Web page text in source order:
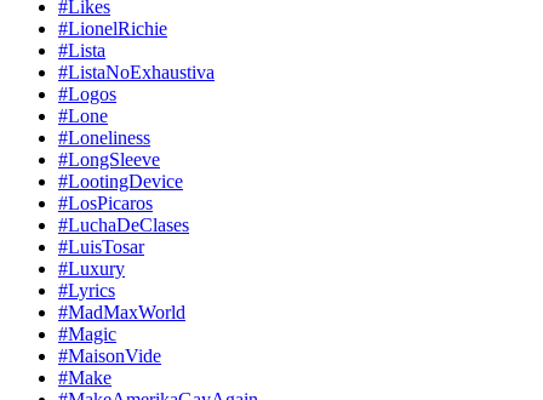
#Likes
#LionelRichie
#Lista
#ListaNoExhaustiva
#Logos
#Lone
#Loneliness
#LongSleeve
#LootingDevice
#LosPicaros
#LuchaDeClases
#LuisTosar
#Luxury
#Lyrics
#MadMaxWorld
#Magic
#MaisonVide
#Make